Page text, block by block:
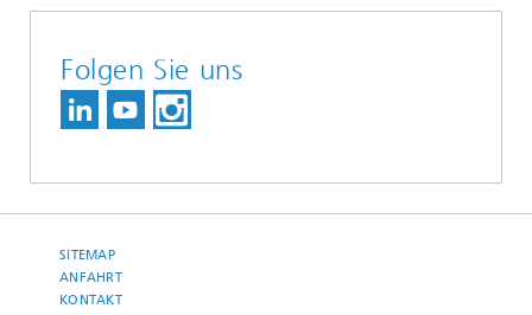
Folgen Sie uns
SITEMAP
ANFAHRT
KONTAKT